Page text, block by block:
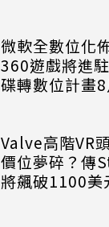
微軟全數位化
360遊戲將進
碟轉數位計畫
Valve高階VR
價位夢碎？傳
將飆破1100美